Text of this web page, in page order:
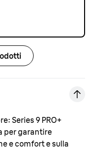
Series 9 PRO+
per garantire
e comfort e sulla